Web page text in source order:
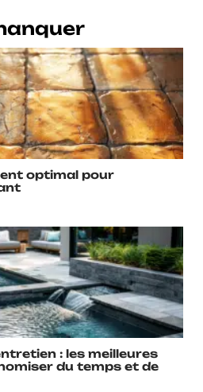
optimal pour
: les meilleures
du temps et de